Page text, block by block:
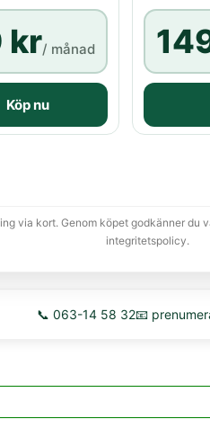
kr/ månad
Köp nu
via kort. Genom köpet godkänner du
integritetspolicy.
📞 063-14 58 32📧